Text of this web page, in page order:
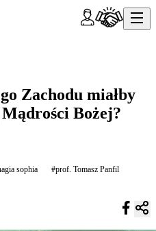
Zachodu miałby
Bożej?
sophia
#prof. Tomasz Panfil